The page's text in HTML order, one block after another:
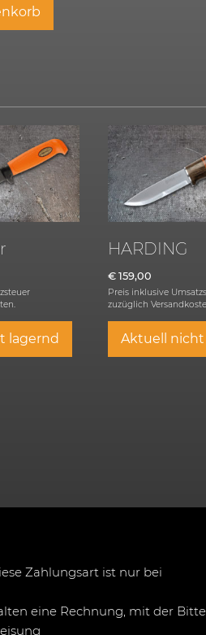
lagernd
HARDING
€159,00
Preis inklusive
zuzüglich
Aktuell nicht
Zahlungsart ist nur bei
eine Rechnung, mit der Bitte